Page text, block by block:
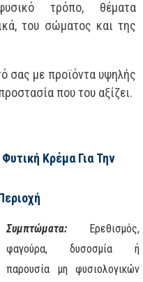
τρόπο, θέματα
του σώματος και της
σας με προϊόντα υψηλής
που του αξίζει.
Κρέμα Για Την
Συμπτώματα: Ερεθισμός,
φαγούρα, δυσοσμία ή
παρουσία μη φυσιολογικών